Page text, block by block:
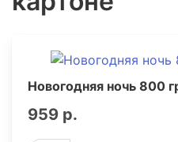
Новогодняя ночь 800
959 р.